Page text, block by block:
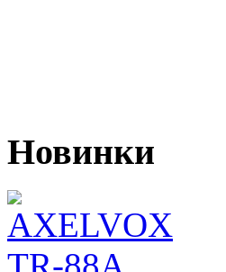
Новинки